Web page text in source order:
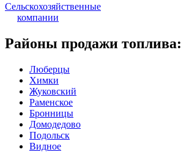
Сельскохозяйственные
компании
Районы продажи топлива:
Люберцы
Химки
Жуковский
Раменское
Бронницы
Домодедово
Подольск
Видное